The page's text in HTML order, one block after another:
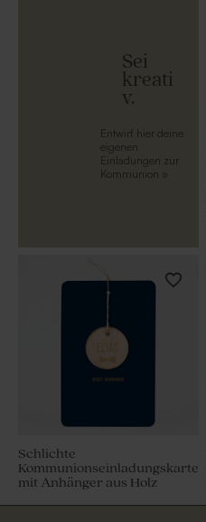
Sei
kreati
v.
Entwirf hier deine
eigenen
Einladungen zur
Kommunion »
Schlichte
Kommunionseinladungskarte
mit Anhänger aus Holz